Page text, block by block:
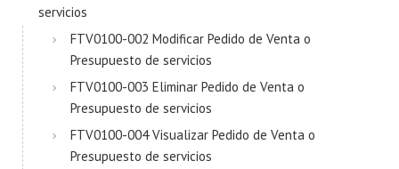
servicios
FTV0100-002 Modificar Pedido de Venta o
Presupuesto de servicios
FTV0100-003 Eliminar Pedido de Venta o
Presupuesto de servicios
FTV0100-004 Visualizar Pedido de Venta o
Presupuesto de servicios